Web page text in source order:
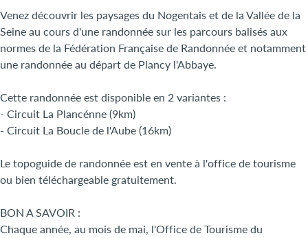
Venez découvrir les paysages du Nogentais et de la Vallée de la
Seine au cours d'une randonnée sur les parcours balisés aux
normes de la Fédération Française de Randonnée et notamment
une randonnée au départ de Plancy l'Abbaye.
Cette randonnée est disponible en 2 variantes :
- Circuit La Plancénne (9km)
- Circuit La Boucle de l'Aube (16km)
Le topoguide de randonnée est en vente à l'office de tourisme
ou bien téléchargeable gratuitement.
BON A SAVOIR :
Chaque année, au mois de mai, l'Office de Tourisme du